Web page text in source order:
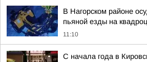
В Нагорском районе
пьяной езды на
11:10
С начала года в